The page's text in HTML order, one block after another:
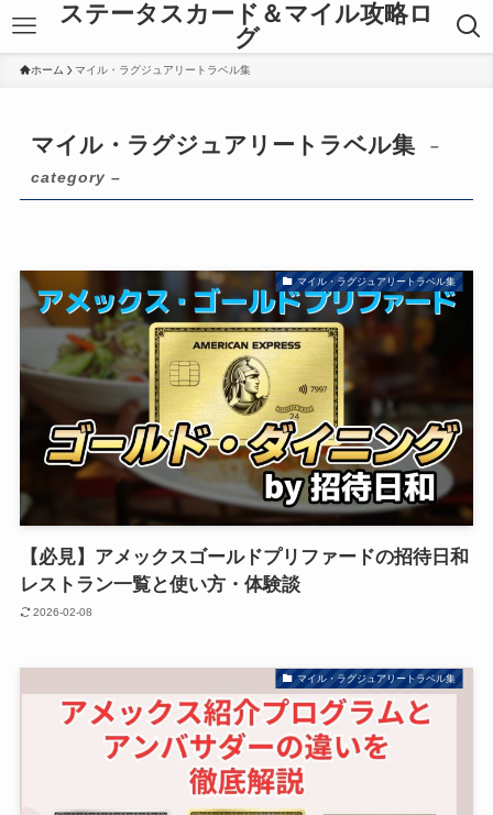
ステータスカード＆マイル攻略ロ
グ
ホーム マイル・ラグジュアリートラベル集
マイル・ラグジュアリートラベル集
–
category –
マイル・ラグジュアリートラベル集
【必見】アメックスゴールドプリファードの招待日和
レストラン一覧と使い方・体験談
2026-02-08
マイル・ラグジュアリートラベル集